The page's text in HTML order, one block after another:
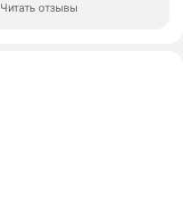
Читать отзывы